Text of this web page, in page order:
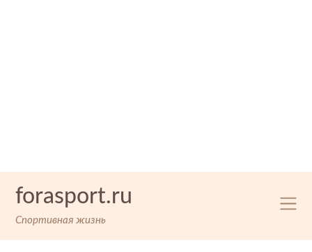
forasport.ru
Спортивная жизнь